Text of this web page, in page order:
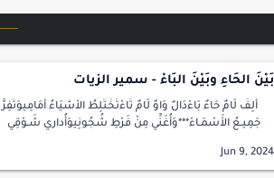
بَيْنَ الحَاءِ وبَيْنَ البَاءْ - سمير الزيات
ألِفٌ لَامٌ حَاءٌ بَاءْدَالٌ وَاوٌ لَامٌ تَاءْتَخْتَلِطُ الأَشْيَاءُ أَمَامِيوَتَفِرُّ
جَمِيـعُ الأَسْمَـاءْ***وَأُغَنِّي مِنْ فَرْطِ شُجُونِيوَأُداري شَـوْقِي